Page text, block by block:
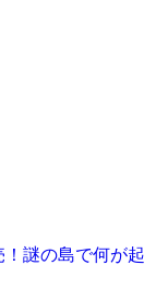
！謎の島で何が起